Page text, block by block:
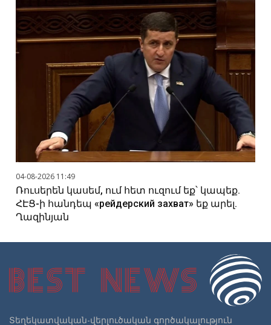
04-08-2026 11:49
Ռուսերեն կասեմ, ում հետ ուզում եք՝ կապեք.
ՀԷՑ-ի հանդեպ «рейдерский захват» եք արել.
Ղազինյան
Տեղեկատվական-վերլուծական գործակալություն